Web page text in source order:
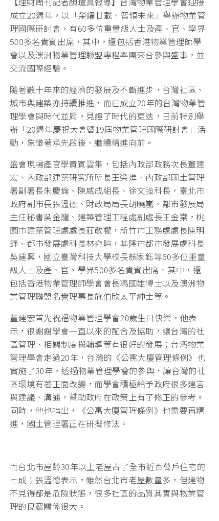
成立20週年，以「榮耀廿載、智領未來」舉辦物業管
理國際研討會，有60多位重量級人士及產、官、學界
500多名貴賓出席，其中，還包括香港物業管理師學
會以及澳洲物業管理聯盟專程率團來台參與盛事，並
交流國際經驗。
隨著數十年來的經濟的發展及不斷進步，台灣社區、
城市與建築亦持續推進，而已成立20年的台灣物業管
理學會與時代並肩，見證了時代的更迭，日前特別舉
辦「20週年慶祝大會暨19屆物業管理國際研討會」活
動，象徵著承先啟後、繼續精進向前。
盛會現場產官學貴賓雲集，包括內政部政務次長董建
宏、內政部建築研究所所長王榮進、內政部國土管理
署副署長朱慶倫、陳威成組長、徐文強科長，臺北市
政府副市長張溫德、財政局局長胡曉嵐、都市發展局
主任秘書吳金龍、建築管理工程處副處長王金棠，桃
園市建築管理處處長莊敬權，新竹市工務處處長陳明
錚、都市發展處科長林宛暄，基隆市都市發展處科長
吳建興，國立臺灣科技大學校長顏家鈺等60多位重量
級人士及產、官、學界500多名貴賓出席。其中，還
包括香港物業管理師學會會長馮國雄博士以及澳洲物
業管理聯盟名譽理事長施伯欣太平紳士等。
董建宏首先祝福物業管理學會20歲生日快樂，他表
示，很謝謝學會一直以來的配合及協助，讓台灣的社
區管理、相關制度與輔導等有很好的發展；台灣物業
管理學會走過20年，台灣的《公寓大廈管理條例》也
實施了30年，透過物業管理學會的參與，讓台灣的社
區環境有著正面改變，而學會積極給予政府很多建言
與建議、溝通，幫助政府在政策上有了修正的參考。
同時，他也指出，《公寓大廈管理條例》也需要再精
進，國土管理署正在研擬修法。
而台北市屋齡30年以上老屋占了全市近百萬戶住宅的
七成；張溫德表示，雖然台北市老屋數量多，但建物
不見得都是危險狀態，很多社區的品質其實與物業管
理的良窳關係很大。